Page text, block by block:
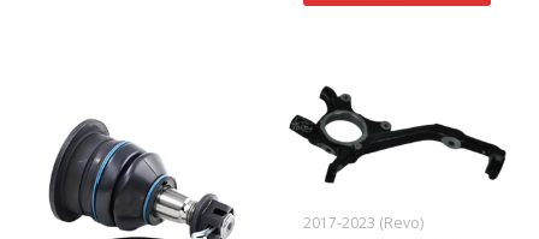
2017-2023 (Revo)